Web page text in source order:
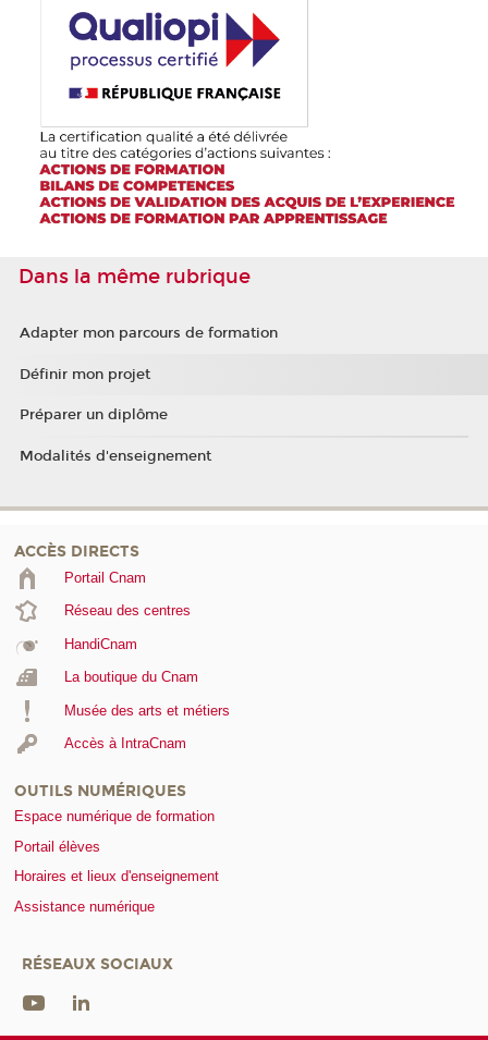
Dans la même rubrique
Adapter mon parcours de formation
Définir mon projet
Préparer un diplôme
Modalités d'enseignement
ACCÈS DIRECTS
Portail Cnam
Réseau des centres
HandiCnam
La boutique du Cnam
Musée des arts et métiers
Accès à IntraCnam
OUTILS NUMÉRIQUES
Espace numérique de formation
Portail élèves
Horaires et lieux d'enseignement
Assistance numérique
RÉSEAUX SOCIAUX